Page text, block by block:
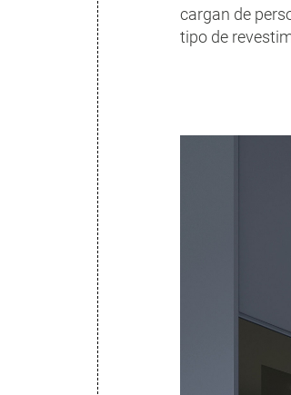
cargan de
tipo de